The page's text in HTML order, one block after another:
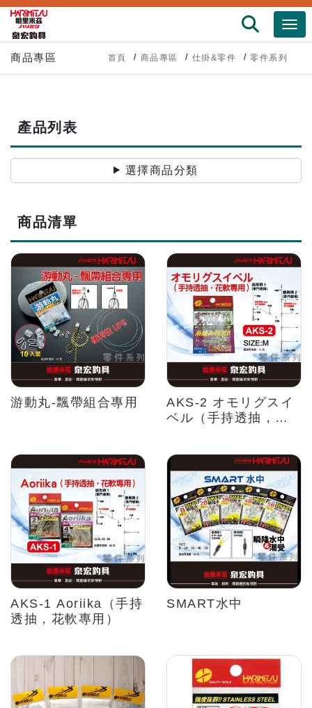
商品專區 首頁 商品專區 仕掛&零件 零件系列
產品列表
選擇商品分類
商品清單
游動丸-飄帶組合專用
AKS-2 オモリグスイ
ベル（手持透抽，花
AKS-1 Aoriika（手持
透抽，花軟專用）
SMART水中